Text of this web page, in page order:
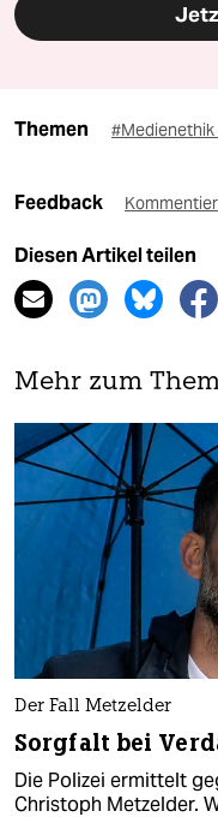
Themen #Medienethik
Feedback
Diesen Artikel teilen
Mehr zum
Der Fall Metzelder
Sorgfalt bei
Die Polizei ermittelt
Christoph Metzelder.